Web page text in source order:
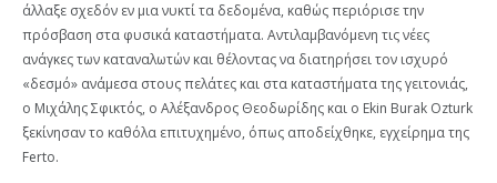
άλλαξε σχεδόν εν μια νυκτί τα δεδομένα, καθώς περιόρισε την
πρόσβαση στα φυσικά καταστήματα. Αντιλαμβανόμενη τις νέες
ανάγκες των καταναλωτών και θέλοντας να διατηρήσει τον ισχυρό
«δεσμό» ανάμεσα στους πελάτες και στα καταστήματα της γειτονιάς,
ο Μιχάλης Σφικτός, ο Αλέξανδρος Θεοδωρίδης και ο Ekin Burak Ozturk
ξεκίνησαν το καθόλα επιτυχημένο, όπως αποδείχθηκε, εγχείρημα της
Ferto.